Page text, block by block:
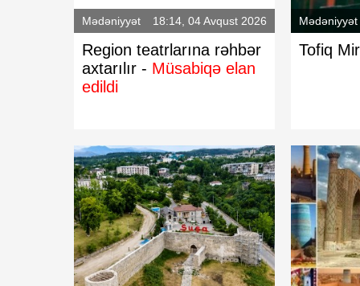
Mədəniyyət 18:14, 04 Avqust 2026
Region teatrlarına rəhbər
axtarılır - Müsabiqə elan
edildi
Mədəniyyət
Tofiq